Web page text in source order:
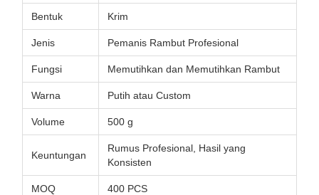
Bentuk Krim
Jenis Pemanis Rambut Profesional
Fungsi Memutihkan dan Memutihkan Rambut
Warna Putih atau Custom
Volume 500 g
Keuntungan
Rumus Profesional, Hasil yang
Konsisten
MOQ 400 PCS